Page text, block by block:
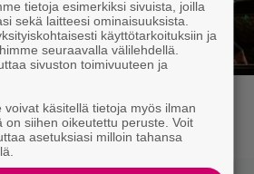
keikkatunnelmiin
tietoja esimerkiksi sivuista, joilla
sekä laitteesi ominaisuuksista.
käyttötarkoituksiin ja
seuraavalla välilehdellä.
sivuston toimivuuteen ja
käsitellä tietoja myös ilman
on siihen oikeutettu peruste. Voit
asetuksiasi milloin tahansa